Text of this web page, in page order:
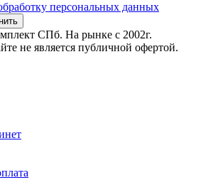
персональных данных
СПб. На рынке с 2002г.
не является публичной офертой.